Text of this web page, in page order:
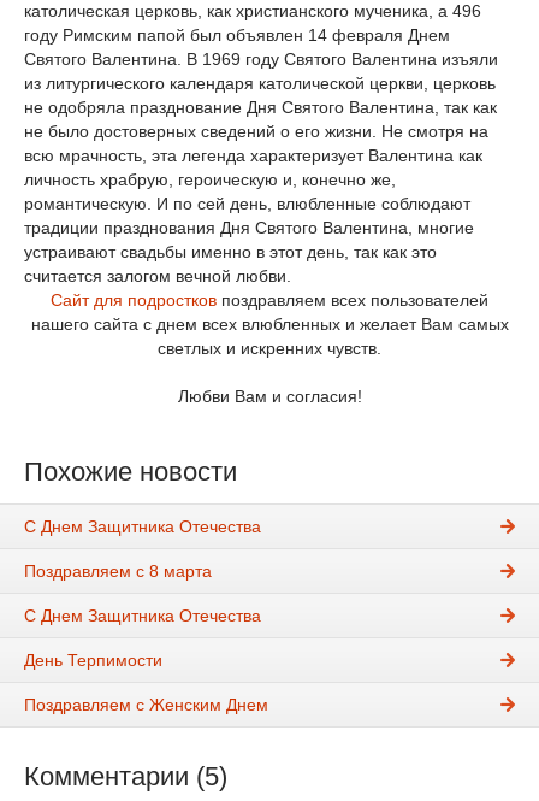
католическая церковь, как христианского мученика, а 496
году Римским папой был объявлен 14 февраля Днем
Святого Валентина. В 1969 году Святого Валентина изъяли
из литургического календаря католической церкви, церковь
не одобряла празднование Дня Святого Валентина, так как
не было достоверных сведений о его жизни. Не смотря на
всю мрачность, эта легенда характеризует Валентина как
личность храбрую, героическую и, конечно же,
романтическую. И по сей день, влюбленные соблюдают
традиции празднования Дня Святого Валентина, многие
устраивают свадьбы именно в этот день, так как это
считается залогом вечной любви.
Сайт для подростков поздравляем всех пользователей
нашего сайта с днем всех влюбленных и желает Вам самых
светлых и искренних чувств.
Любви Вам и согласия!
Похожие новости
С Днем Защитника Отечества
Поздравляем с 8 марта
С Днем Защитника Отечества
День Терпимости
Поздравляем с Женским Днем
Комментарии (5)